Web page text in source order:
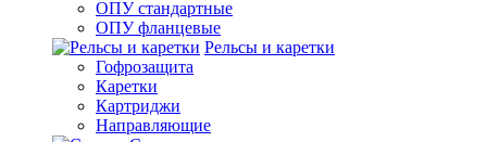
ОПУ стандартные
ОПУ фланцевые
Рельсы и каретки
Гофрозащита
Каретки
Картриджи
Направляющие